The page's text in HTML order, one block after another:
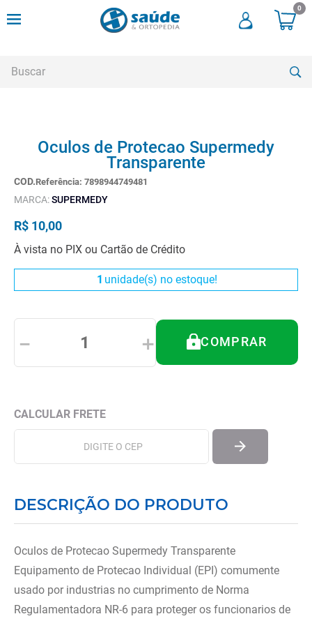
0
Oculos de Protecao Supermedy
Transparente
Referência: 7898944749481
MARCA:SUPERMEDY
R$ 10,00
À vista no PIX ou Cartão de Crédito
1 unidade(s) no estoque!
＋
－ COMPRAR
DESCRIÇÃO DO PRODUTO
Oculos de Protecao Supermedy Transparente
Equipamento de Protecao Individual (EPI) comumente
usado por industrias no cumprimento de Norma
Regulamentadora NR-6 para proteger os funcionarios de
andadores
3º
cadeira rodas
4º
bota imobilizadora
5º
andador
6º
imobilizador joelho
7º
cadeira rodas agile
8º
tipoia
º
cadeira higienica
10º munique